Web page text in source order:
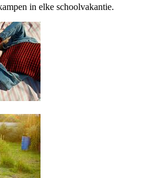
in elke schoolvakantie.